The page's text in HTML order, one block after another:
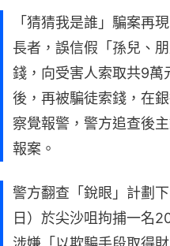
「猜猜我是誰」騙案再
長者，誤信假「孫兒、
錢，向受害人索取共9萬
後，再被騙徒索錢，在
察覺報警，警方追查後
報案。
警方翻查「銳眼」計劃
日）於尖沙咀拘捕一名